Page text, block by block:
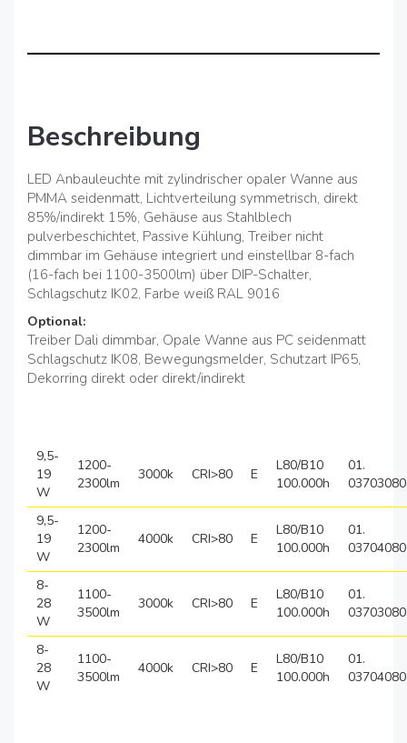
Beschreibung
LED Anbauleuchte mit zylindrischer opaler Wanne aus
PMMA seidenmatt, Lichtverteilung symmetrisch, direkt
85%/indirekt 15%, Gehäuse aus Stahlblech
pulverbeschichtet, Passive Kühlung, Treiber nicht
dimmbar im Gehäuse integriert und einstellbar 8-fach
(16-fach bei 1100-3500lm) über DIP-Schalter,
Schlagschutz IK02, Farbe weiß RAL 9016
Optional:
Treiber Dali dimmbar, Opale Wanne aus PC seidenmatt
Schlagschutz IK08, Bewegungsmelder, Schutzart IP65,
Dekorring direkt oder direkt/indirekt
9,5-
19
W
1200-
2300lm
3000k CRI>80 E
L80/B10
100.000h
01.
9,5-
19
W
1200-
2300lm
4000k CRI>80 E
L80/B10
100.000h
01.
8-
28
W
1100-
3500lm
3000k CRI>80 E
L80/B10
100.000h
01.
8-
28
W
1100-
3500lm
4000k CRI>80 E
L80/B10
100.000h
01.